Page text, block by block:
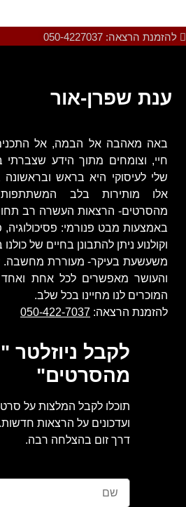
להזמנת הרצאה: 050-4227037
ענת שפרן-אור
באה מאהבה אל הבמה, אל התכנים,
חיי, וצומחים מתוך הידע
שלי לעיסוקי היא בראש
אלו מותירות בלב
מהסרטים- הרצאות העשרה רב
באמצעות מבט פנורמי: פסיכולוגיה,
וקולנוע ניתן להתבונן בחיים של
משעשעת בעיקר- מעוררת מחשבה. זהו
והעושר מאפשרים לכל אחת
המוכרים לנו מחיינו בכל שלב.
להזמנת הרצאה: 050-422-7037
לקבל ניוזלטר
מהסרטים"
תוכלו לקבל המלצות על
ועדכונים על הרצאות
דרך זום בהצלחה רבה.